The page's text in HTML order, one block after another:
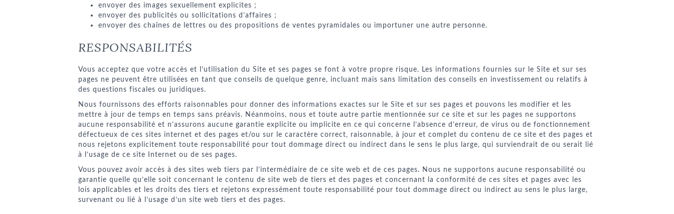
envoyer des images sexuellement explicites ;
envoyer des publicités ou sollicitations d’affaires ;
envoyer des chaînes de lettres ou des propositions de ventes pyramidales ou importuner une autre personne.
RESPONSABILITÉS
Vous acceptez que votre accès et l’utilisation du Site et ses pages se font à votre propre risque. Les informations fournies sur le Site et sur ses
pages ne peuvent être utilisées en tant que conseils de quelque genre, incluant mais sans limitation des conseils en investissement ou relatifs à
des questions fiscales ou juridiques.
Nous fournissons des efforts raisonnables pour donner des informations exactes sur le Site et sur ses pages et pouvons les modifier et les
mettre à jour de temps en temps sans préavis. Néanmoins, nous et toute autre partie mentionnée sur ce site et sur les pages ne supportons
aucune responsabilité et n’assurons aucune garantie explicite ou implicite en ce qui concerne l’absence d’erreur, de virus ou de fonctionnement
défectueux de ces sites internet et des pages et/ou sur le caractère correct, raisonnable, à jour et complet du contenu de ce site et des pages et
nous rejetons explicitement toute responsabilité pour tout dommage direct ou indirect dans le sens le plus large, qui surviendrait de ou serait lié
à l’usage de ce site Internet ou de ses pages.
Vous pouvez avoir accès à des sites web tiers par l’intermédiaire de ce site web et de ces pages. Nous ne supportons aucune responsabilité ou
garantie quelle qu’elle soit concernant le contenu de site web de tiers et des pages et concernant la conformité de ces sites et pages avec les
lois applicables et les droits des tiers et rejetons expressément toute responsabilité pour tout dommage direct ou indirect au sens le plus large,
survenant ou lié à l’usage d’un site web tiers et des pages.